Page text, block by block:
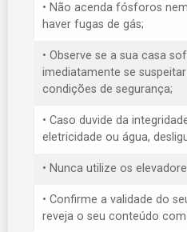
• Não acenda fósforos
haver fugas de gás;
• Observe se a sua casa
imediatamente se
condições de segurança;
• Caso duvide da
eletricidade ou água,
• Nunca utilize os
• Confirme a validade do
reveja o seu conteúdo